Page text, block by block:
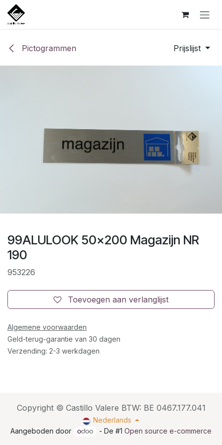
Overslaan naar inhoud
Pictogrammen Prijslijst
99ALULOOK 50x200 Magazijn NR
190
953226
Toevoegen aan verlanglijst
Algemene voorwaarden
Geld-terug-garantie van 30 dagen
Verzending: 2-3 werkdagen
Copyright © Castillo Valere BTW: BE 0467.177.041
Nederlands
Aangeboden door
- De #1Open source e-commerce